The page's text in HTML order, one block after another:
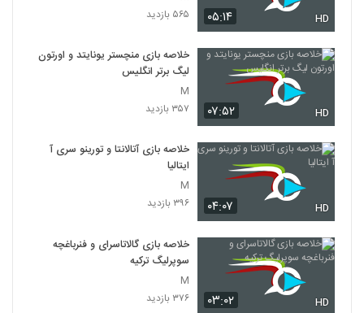
۰۵:۱۴ HD
۵۶۵ بازدید
۰۷:۵۲ HD
خلاصه بازی منچستر یونایتد و اورتون
لیگ برتر انگلیس
M
۳۵۷ بازدید
۰۴:۰۷ HD
خلاصه بازی آتالانتا و تورینو سری آ
ایتالیا
M
۳۹۶ بازدید
۰۳:۰۲ HD
خلاصه بازی گالاتاسرای و فنرباغچه
سوپرلیگ ترکیه
M
۳۷۶ بازدید